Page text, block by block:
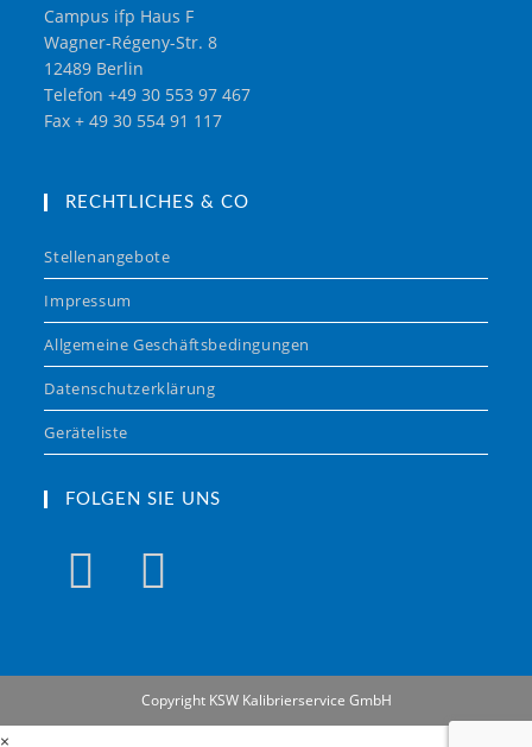
Campus ifp Haus F
Wagner-Régeny-Str. 8
12489 Berlin
Telefon +49 30 553 97 467
Fax + 49 30 554 91 117
RECHTLICHES & CO
Stellenangebote
Impressum
Allgemeine Geschäftsbedingungen
Datenschutzerklärung
Geräteliste
FOLGEN SIE UNS
Copyright KSW Kalibrierservice GmbH
×